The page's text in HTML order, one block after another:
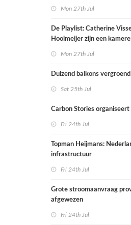
Mon 27th Jul
De Playlist: Catherine
Hooimeijer zijn een
Mon 27th Jul
Duizend balkons vergroend
Sat 25th Jul
Carbon Stories
Fri 24th Jul
Topman Heijmans:
infrastructuur
Fri 24th Jul
Grote stroomaanvraag
afgewezen
Fri 24th Jul